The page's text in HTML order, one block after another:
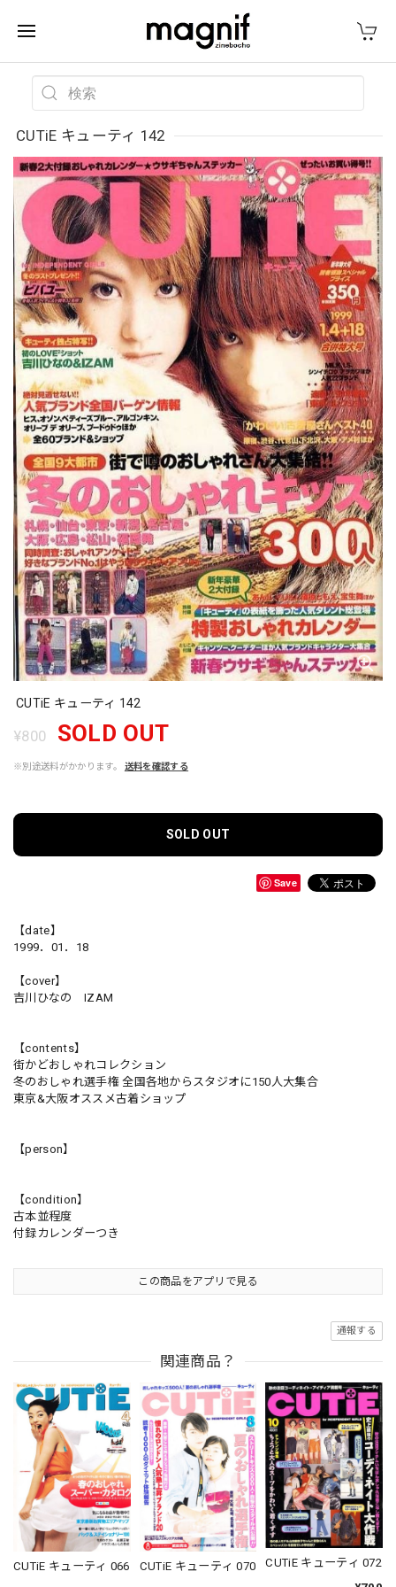
CUTiE キューティ 142
CUTiE キューティ 142
¥800 SOLD OUT
※別途送料がかかります。 送料を確認する
SOLD OUT
Save
【date】
1999．01．18
【cover】
吉川ひなの IZAM
【contents】
街かどおしゃれコレクション
冬のおしゃれ選手権 全国各地からスタジオに150人大集合
東京&大阪オススメ古着ショップ
【person】
【condition】
古本並程度
付録カレンダーつき
この商品をアプリで見る
通報する
関連商品？
CUTiE キューティ 066
CUTiE キューティ 070
CUTiE キューティ 072